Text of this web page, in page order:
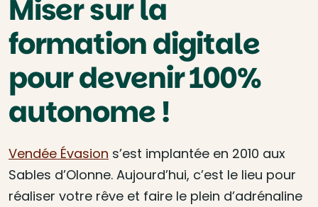
Miser sur la
formation digitale
pour devenir 100%
autonome !
Vendée Évasion s’est implantée en 2010 aux
Sables d’Olonne. Aujourd’hui, c’est le lieu pour
réaliser votre rêve et faire le plein d’adrénaline